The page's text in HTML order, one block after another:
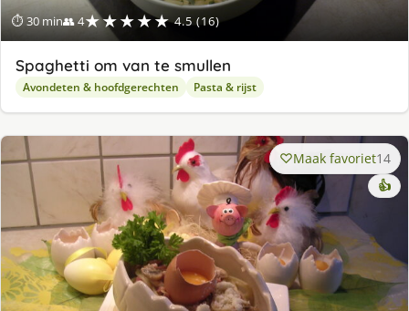
⏱ 30 min👥 4★★★★★ 4.5 (16)
Spaghetti om van te smullen
Avondeten & hoofdgerechten Pasta & rijst
Maak favoriet14
👍